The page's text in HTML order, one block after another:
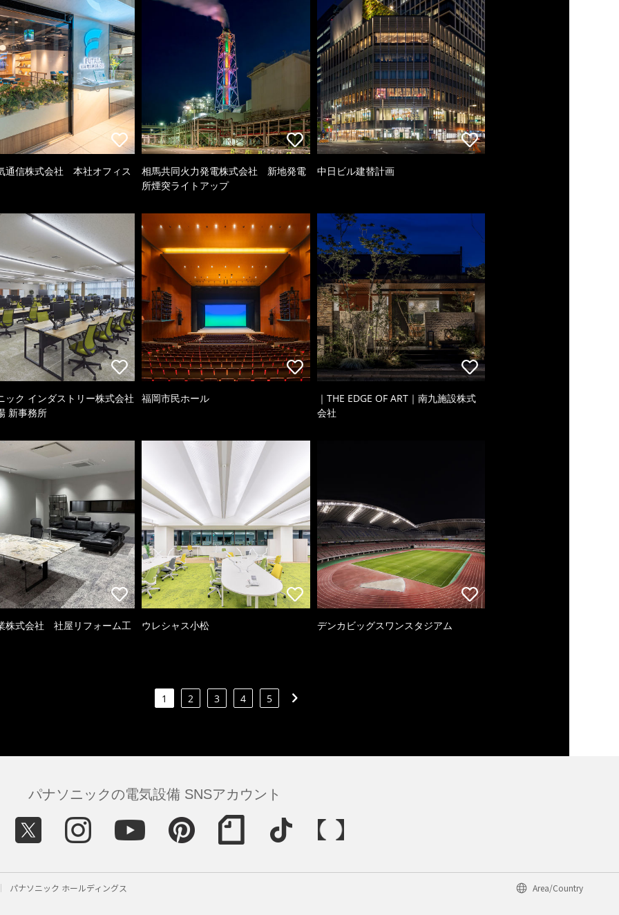
通信株式会社 本社オフィス
相馬共同火力発電株式会社 新地発電
所煙突ライトアップ
中日ビル建替計画
ック インダストリー株式会社
新事務所
福岡市民ホール
｜THE EDGE OF ART｜南九施設株式
会社
株式会社 社屋リフォーム工 ウレシャス小松 デンカビッグスワンスタジアム
1 2 3 4 5
パナソニックの電気設備 SNSアカウント
パナソニック ホールディングス Area/Country